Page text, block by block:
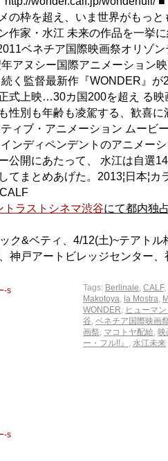
の枠を超え、いま世界がもっと
作家・水江 未来の作品を一挙
ベネチア国際映画祭オリゾ
アヌシー国際アニメーション
く監督最新作『WONDER』が
式上映…30カ国200を超え る映
性別も年齢も凌駕する、歓喜に
ィブ・アニメーション ムービ
ンディペンデントのアニメー
公開にあたって、 水江は自選
てまとめあげた。2013¦日本¦カ
トラストシネマ渋谷にて都内独
ク&ベティ、4/12(土)~テアトル
神戸アートビレッジセンター
Tags: Berlinale, CALF,
Makotoya, la Mostra,
WONDER, ヒューマ
谷, ベネチア国際映画
画祭, マコトヤ配給, 映
ー・フル!!』 , 水江未来